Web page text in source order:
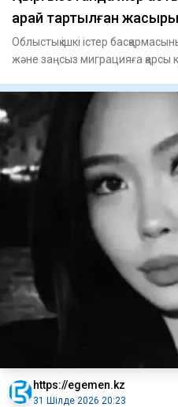
қарай тартылған
Облыстық ішкі істер
және заңсыз миграцияға қарсы
https://egemen.kz
31 Шілде 2026 20:23